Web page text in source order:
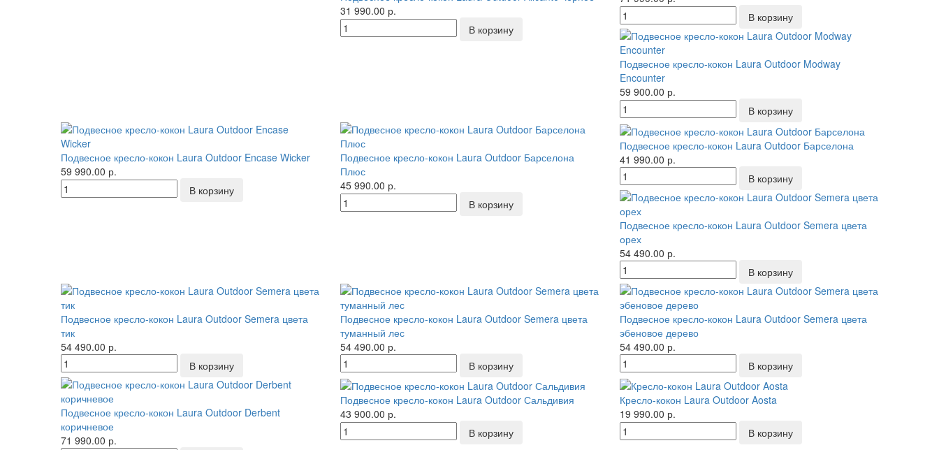
31 990.00 р.
Подвесное кресло-кокон Laura Outdoor Modway
Encounter
59 900.00 р.
Подвесное кресло-кокон Laura Outdoor Encase Wicker
59 990.00 р.
Подвесное кресло-кокон Laura Outdoor Барселона
Плюс
45 990.00 р.
Подвесное кресло-кокон Laura Outdoor Барселона
41 990.00 р.
Подвесное кресло-кокон Laura Outdoor Semera цвета
орех
54 490.00 р.
Подвесное кресло-кокон Laura Outdoor Semera цвета
тик
54 490.00 р.
Подвесное кресло-кокон Laura Outdoor Semera цвета
туманный лес
54 490.00 р.
Подвесное кресло-кокон Laura Outdoor Semera цвета
эбеновое дерево
54 490.00 р.
Подвесное кресло-кокон Laura Outdoor Derbent
коричневое
71 990.00 р.
Подвесное кресло-кокон Laura Outdoor Сальдивия
43 900.00 р.
Кресло-кокон Laura Outdoor Aosta
19 990.00 р.